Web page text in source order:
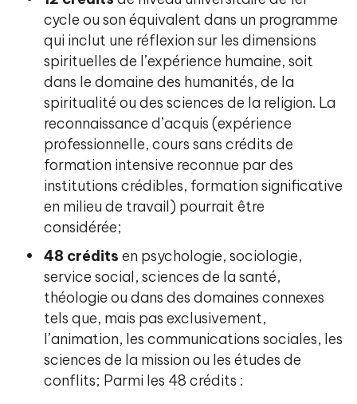
cycle ou son équivalent dans un programme
qui inclut une réflexion sur les dimensions
spirituelles de l’expérience humaine, soit
dans le domaine des humanités, de la
spiritualité ou des sciences de la religion. La
reconnaissance d’acquis (expérience
professionnelle, cours sans crédits de
formation intensive reconnue par des
institutions crédibles, formation significative
en milieu de travail) pourrait être
considérée;
48 crédits en psychologie, sociologie,
service social, sciences de la santé,
théologie ou dans des domaines connexes
tels que, mais pas exclusivement,
l’animation, les communications sociales, les
sciences de la mission ou les études de
conflits; Parmi les 48 crédits :